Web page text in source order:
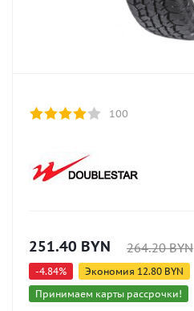
100
251.40 BYN 264.20BYN
-4.84% Экономия 12.80 BYN
Принимаем карты рассрочки!